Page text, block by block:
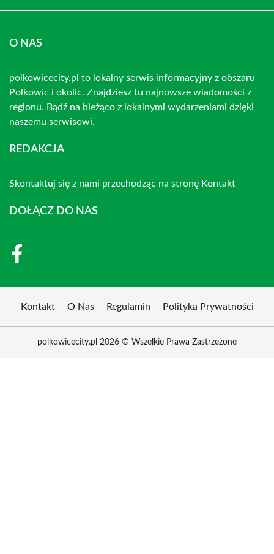
O NAS
polkowicecity.pl to lokalny serwis informacyjny z obszaru
Polkowic i okolic. Znajdziesz tu najnowsze wiadomości z
regionu. Bądź na bieżąco z lokalnymi wydarzeniami dzięki
naszemu serwisowi.
REDAKCJA
Skontaktuj się z nami przechodząc na stronę Kontakt
DOŁĄCZ DO NAS
Kontakt O Nas Regulamin Polityka Prywatności
polkowicecity.pl 2026 © Wszelkie Prawa Zastrzeżone